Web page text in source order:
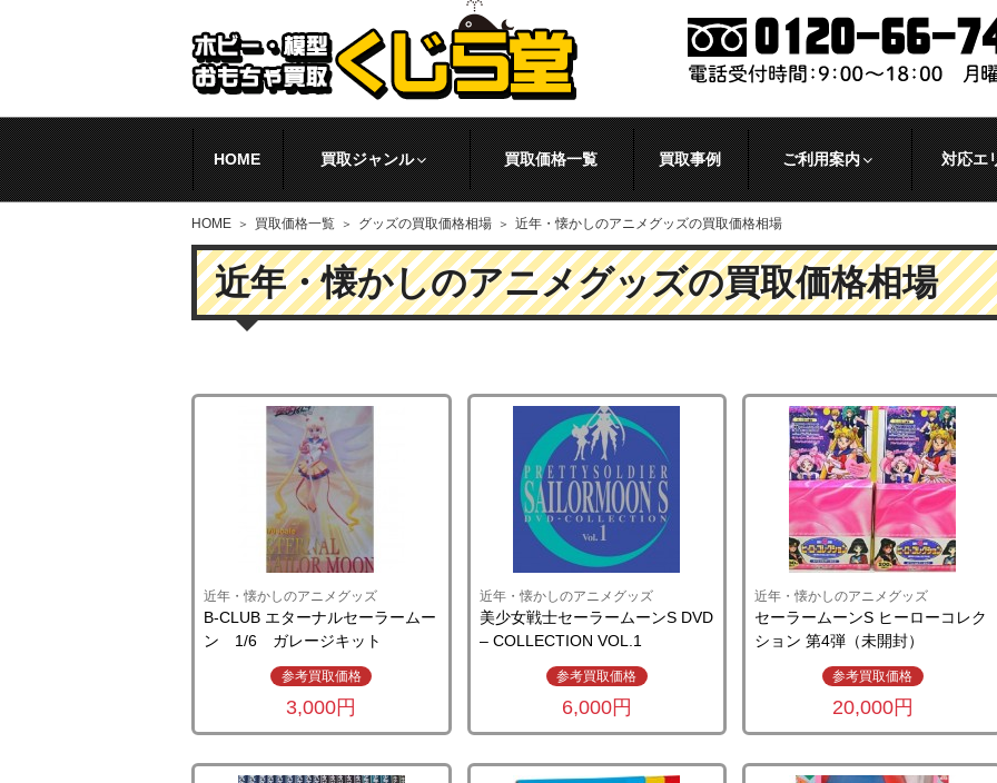
HOME 買取ジャンル 買取価格一覧 買取事例 ご利用案内 対応エ
HOME 買取価格一覧 グッズの買取価格相場 近年・懐かしのアニメグッズの買取価格相場
近年・懐かしのアニメグッズの買取価格相場
近年・懐かしのアニメグッズ
B-CLUB エターナルセーラームー
ン 1/6 ガレージキット
参考買取価格
3,000円
近年・懐かしのアニメグッズ
美少女戦士セーラームーンS DVD
– COLLECTION VOL.1
参考買取価格
6,000円
近年・懐かしのアニメグッズ
セーラームーンS ヒーローコレク
ション 第4弾（未開封）
参考買取価格
20,000円